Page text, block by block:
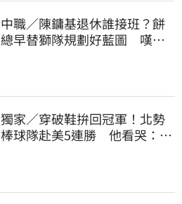
中職／陳鏞基退休誰接班？餅
總早替獅隊規劃好藍圖 嘆新
獨家／穿破鞋拚回冠軍！北勢
棒球隊赴美5連勝 他看哭：台